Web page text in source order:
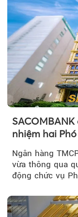
nhiệm hai
Ngân hàng
vừa thông qua
động chức vụ